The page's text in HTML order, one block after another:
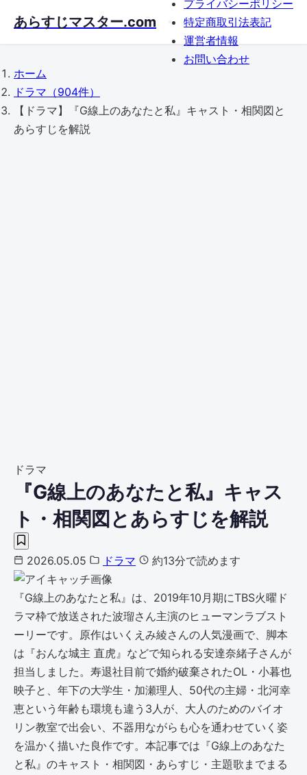
あらすじマスター.com
プライバシーポリシー
特定商取引法表記
運営者情報
お問い合わせ
ホーム
ドラマ （904件）
【ドラマ】『G線上のあなたと私』キャスト・相関図と
あらすじを解説
ドラマ
『G線上のあなたと私』キャス
ト・相関図とあらすじを解説
2026.05.05 ドラマ 約13分で読めます
『G線上のあなたと私』は、2019年10月期にTBS火曜ド
ラマ枠で放送された波瑠さん主演のヒューマンラブスト
ーリーです。原作はいくえみ綾さんの人気漫画で、脚本
は『おんな城主 直虎』などで知られる安達奈緒子さんが
担当しました。寿退社目前で婚約破棄されたOL・小暮也
映子と、年下の大学生・加瀬理人、50代の主婦・北河幸
恵という年齢も環境も違う3人が、大人のためのバイオ
リン教室で出会い、不器用ながらも心を通わせていく姿
を温かく描いた良作です。本記事では『G線上のあなた
と私』のキャスト・相関図・あらすじ・主題歌までまる